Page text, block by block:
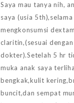
Saya mau tanya nih,
saya (usia
mengkonsumsi
claritin,(sesuai
dokter).Setelah 5 hr
muka anak saya
bengkak,kulit
buncit,dan sempat